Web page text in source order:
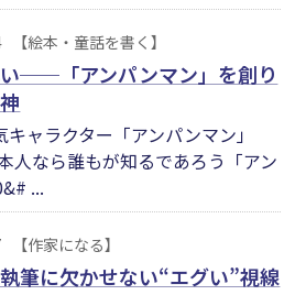
【絵本・童話を書く】
──「アンパンマン」を創り
キャラクター「アンパンマン」
人なら誰もが知るであろう「アン
...
【作家になる】
筆に欠かせない“エグい”視線